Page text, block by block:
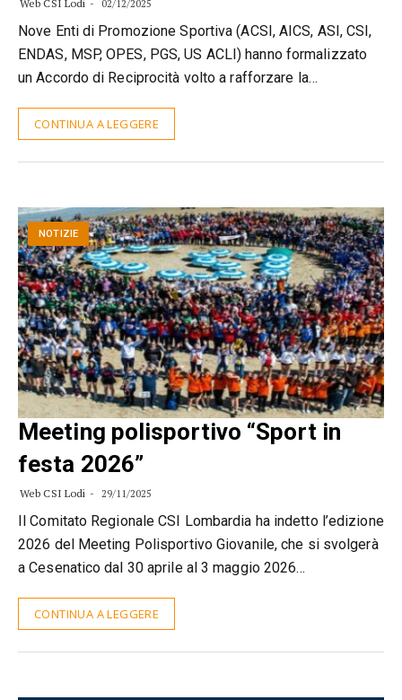
Web CSI Lodi 02/12/2025
Nove Enti di Promozione Sportiva (ACSI, AICS, ASI, CSI,
ENDAS, MSP, OPES, PGS, US ACLI) hanno formalizzato
un Accordo di Reciprocità volto a rafforzare la…
CONTINUA A LEGGERE
NOTIZIE
Meeting polisportivo “Sport in
festa 2026”
Web CSI Lodi 29/11/2025
Il Comitato Regionale CSI Lombardia ha indetto l’edizione
2026 del Meeting Polisportivo Giovanile, che si svolgerà
a Cesenatico dal 30 aprile al 3 maggio 2026…
CONTINUA A LEGGERE